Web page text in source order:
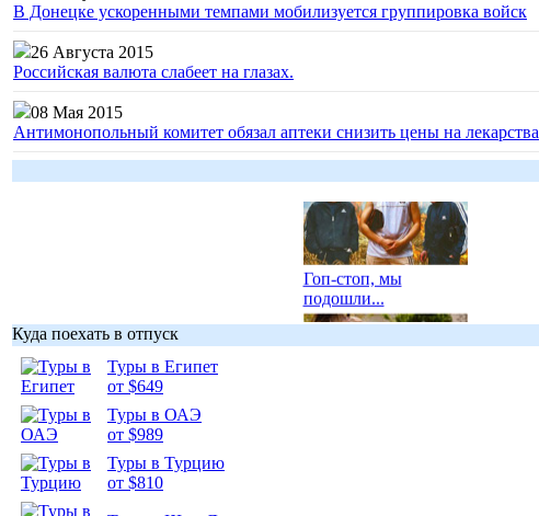
В Донецке ускоренными темпами мобилизуется группировка войск
26 Августа 2015
Российская валюта слабеет на глазах.
08 Мая 2015
Антимонопольный комитет обязал аптеки снизить цены на лекарства
Гоп-стоп, мы
подошли...
Куда поехать в отпуск
Туры в Египет
от $649
Туры в ОАЭ
от $989
Туры в Турцию
от $810